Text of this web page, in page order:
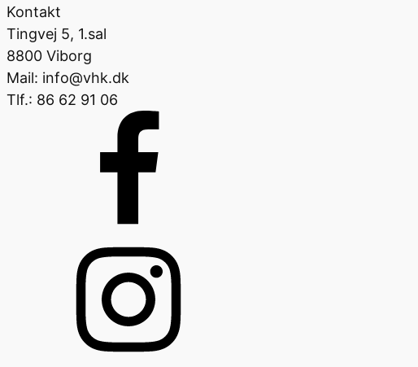
Kontakt
Tingvej 5, 1.sal
8800 Viborg
Mail: info@vhk.dk
Tlf.: 86 62 91 06